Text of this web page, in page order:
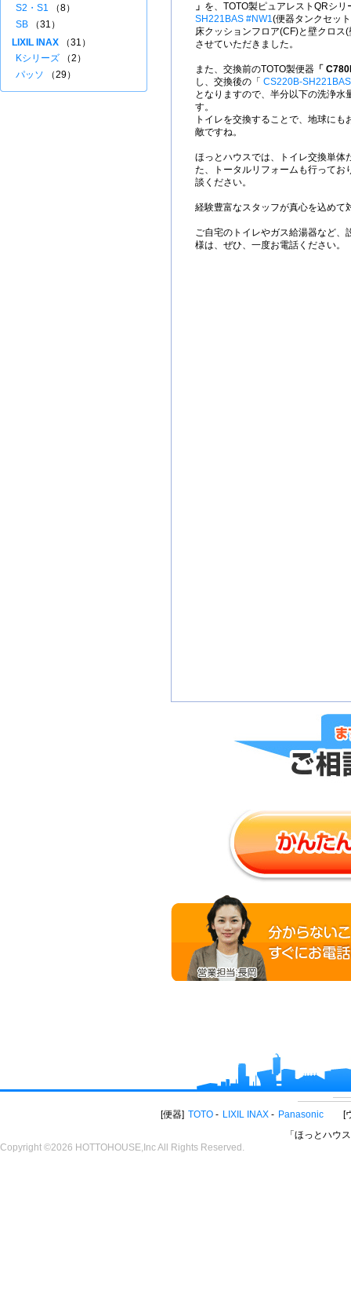
」 を、TOTO製ピュアレストQRシ
SH221BAS #NW1(便器タンクセッ
床クッションフロア(CF)と壁クロス
させていただきました。
また、交換前のTOTO製便器 「
し、交換後の「 CS220B-
となりますので、半分以下の洗浄水
す。
トイレを交換することで、地球に
敵ですね。
ほっとハウスでは、トイレ交換単体
た、トータルリフォームも行ってお
談ください。
経験豊富なスタッフが真心を込めて
ご自宅のトイレやガス給湯器など、
様は、ぜひ、一度お電話ください。
S2・S1 （8）
SB （31）
LIXIL INAX （31）
Kシリーズ （2）
パッソ （29）
便器 TOTO LIXIL INAX Panasonic
「ほっとハウ
Copyright ©2026 HOTTOHOUSE,Inc All Rights Reserved.